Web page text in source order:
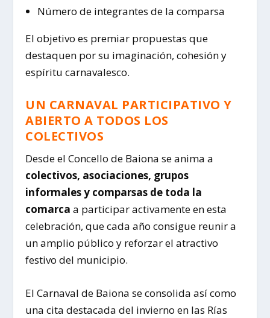
Número de integrantes de la comparsa
El objetivo es premiar propuestas que
destaquen por su imaginación, cohesión y
espíritu carnavalesco.
UN CARNAVAL PARTICIPATIVO Y
ABIERTO A TODOS LOS
COLECTIVOS
Desde el Concello de Baiona se anima a
colectivos, asociaciones, grupos
informales y comparsas de toda la
comarca a participar activamente en esta
celebración, que cada año consigue reunir a
un amplio público y reforzar el atractivo
festivo del municipio.
El Carnaval de Baiona se consolida así como
una cita destacada del invierno en las Rías